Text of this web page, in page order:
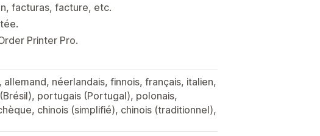
facturas, facture, etc.
Printer Pro.
néerlandais, finnois, français, italien,
portugais (Portugal), polonais,
chinois (simplifié), chinois (traditionnel),